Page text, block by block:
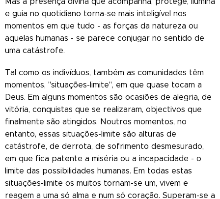
e guia no quotidiano torna-se mais inteligível nos
momentos em que tudo - as forças da natureza ou
aquelas humanas - se parece conjugar no sentido de
uma catástrofe.
Tal como os indivíduos, também as comunidades têm
momentos, "situações-limite", em que quase tocam a
Deus. Em alguns momentos são ocasiões de alegria, de
vitória, conquistas que se realizaram, objectivos que
finalmente são atingidos. Noutros momentos, no
entanto, essas situações-limite são alturas de
catástrofe, de derrota, de sofrimento desmesurado,
em que fica patente a miséria ou a incapacidade - o
limite das possibilidades humanas. Em todas estas
situações-limite os muitos tornam-se um, vivem e
reagem a uma só alma e num só coração. Superam-se a